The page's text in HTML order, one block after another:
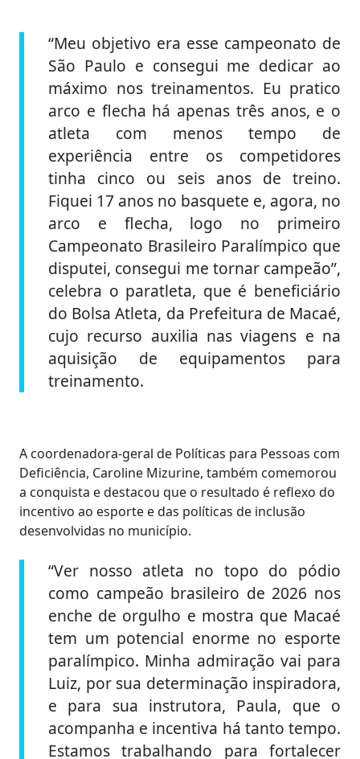
“Meu objetivo era esse campeonato de
São Paulo e consegui me dedicar ao
máximo nos treinamentos. Eu pratico
arco e flecha há apenas três anos, e o
atleta com menos tempo de
experiência entre os competidores
tinha cinco ou seis anos de treino.
Fiquei 17 anos no basquete e, agora, no
arco e flecha, logo no primeiro
Campeonato Brasileiro Paralímpico que
disputei, consegui me tornar campeão”,
celebra o paratleta, que é beneficiário
do Bolsa Atleta, da Prefeitura de Macaé,
cujo recurso auxilia nas viagens e na
aquisição de equipamentos para
treinamento.
A coordenadora-geral de Políticas para Pessoas com
Deficiência, Caroline Mizurine, também comemorou
a conquista e destacou que o resultado é reflexo do
incentivo ao esporte e das políticas de inclusão
desenvolvidas no município.
“Ver nosso atleta no topo do pódio
como campeão brasileiro de 2026 nos
enche de orgulho e mostra que Macaé
tem um potencial enorme no esporte
paralímpico. Minha admiração vai para
Luiz, por sua determinação inspiradora,
e para sua instrutora, Paula, que o
acompanha e incentiva há tanto tempo.
Estamos trabalhando para fortalecer